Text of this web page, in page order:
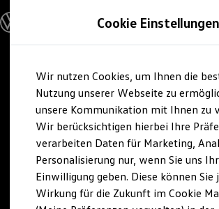
Hauptinhalt
springen
Footer
springen
Modelle und Konfigurator
Konfigurator
Modelle vergleichen
Elektroautos
ENERGY Sondermodelle
Nutzfahrzeuge
SUV und CUV
Familienautos
Kombis
Kompaktwagen
Sportwagen
Schnell verfügbare Fahrzeuge
Angebote und Produkte
Aktuelle Angebote
Cookie Einstellungen
Wir nutzen Cookies, um Ihnen die
Nutzung unserer Webseite zu
unsere Kommunikation mit Ihnen zu
Wir berücksichtigen hierbei Ihre
verarbeiten Daten für Marketing,
Personalisierung nur, wenn Sie uns
Einwilligung geben. Diese können
Wirkung für die Zukunft im Cookie